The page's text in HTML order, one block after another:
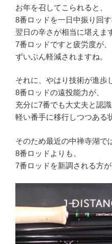
お年を召してこられると、
8番ロッドを一日中振り回す
翌日の辛さが相当に堪えま
7番ロッドですと疲労度が、
ずいぶん軽減されますね。
それに、やはり技術が進歩
8番ロッドの遠投能力が、
充分に7番でも大丈夫と認
軽い番手に移行しつつある
そのため最近の中禅寺湖で
8番ロッドよりも、
7番ロッドを新調される方が